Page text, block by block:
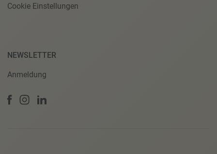
Cookie Einstellungen
NEWSLETTER
Anmeldung